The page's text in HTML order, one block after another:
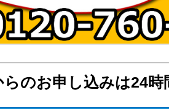
のお申し込みは24時